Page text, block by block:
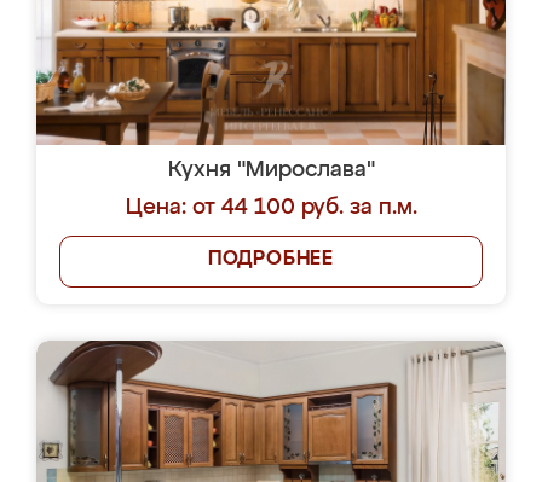
Кухня "Мирослава"
Цена: от 44 100 руб. за п.м.
ПОДРОБНЕЕ